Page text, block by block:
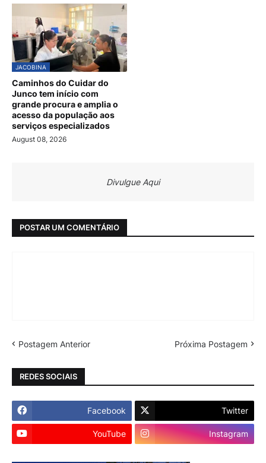
JACOBINA
Caminhos do Cuidar do
Junco tem início com
grande procura e amplia o
acesso da população aos
serviços especializados
August 08, 2026
Divulgue Aqui
POSTAR UM COMENTÁRIO
Postagem Anterior Próxima Postagem
REDES SOCIAIS
Facebook Twitter
YouTube Instagram